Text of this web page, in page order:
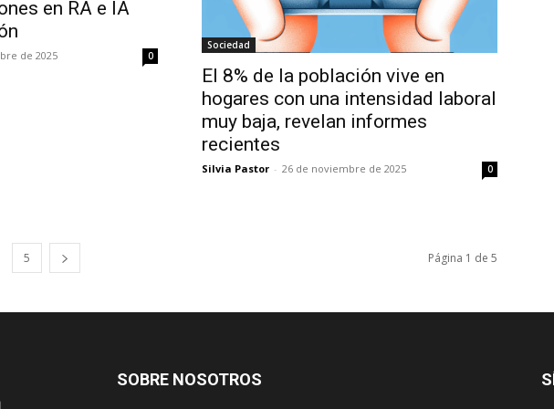
en RA e IA
de 2025 0
Sociedad
El 8% de la población vive en
hogares con una intensidad laboral
muy baja, revelan informes
recientes
Silvia Pastor - 26 de noviembre de 2025 0
5 Página 1 de 5
SOBRE NOSOTROS